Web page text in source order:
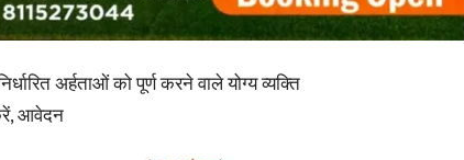
अर्हताओं को पूर्ण करने वाले योग्य व्यक्ति
आवेदन